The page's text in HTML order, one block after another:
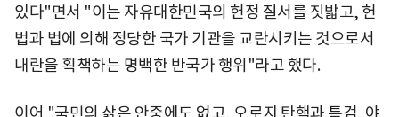
있다"면서 "이는 자유대한민국의 헌정 질서를 짓밟고, 헌
법과 법에 의해 정당한 국가 기관을 교란시키는 것으로서
내란을 획책하는 명백한 반국가 행위"라고 했다.
이어 "국민의 삶은 안중에도 없고, 오로지 탄핵과 특검, 야